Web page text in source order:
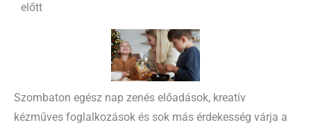
előtt
Szombaton egész nap zenés előadások, kreatív
kézműves foglalkozások és sok más érdekesség várja a